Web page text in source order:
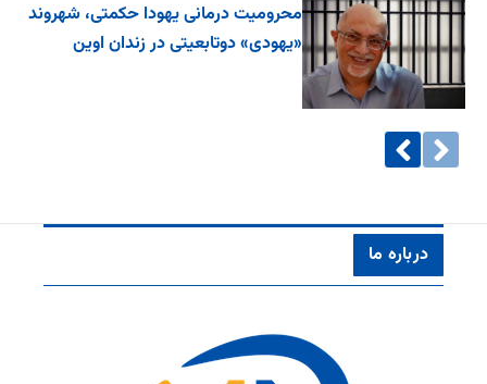
محرومیت درمانی یهودا حکمتی، شهروند
«یهودی» دوتابعیتی در زندان اوین
درباره ما